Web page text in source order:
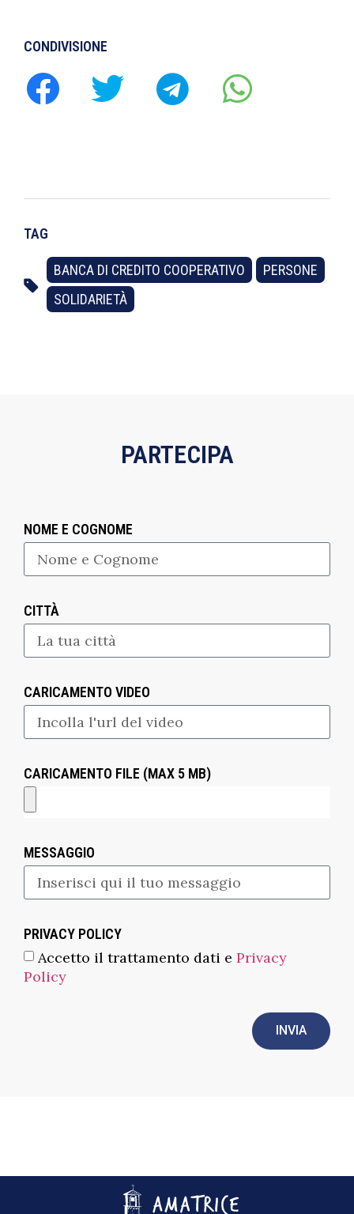
CONDIVISIONE
TAG
BANCA DI CREDITO COOPERATIVO
PERSONE
SOLIDARIETÀ
PARTECIPA
NOME E COGNOME
CITTÀ
CARICAMENTO VIDEO
CARICAMENTO FILE (MAX 5 MB)
MESSAGGIO
PRIVACY POLICY
Accetto il trattamento dati e Privacy
Policy
INVIA